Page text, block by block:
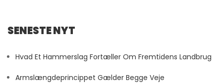
SENESTE NYT
Hvad Et Hammerslag Fortæller Om Fremtidens Landbrug
Armslængdeprincippet Gælder Begge Veje